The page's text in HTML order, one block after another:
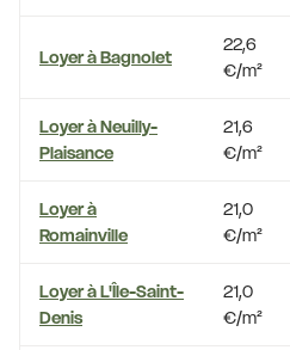
Loyer à Bagnolet
22,6
€/m²
Loyer à Neuilly-
Plaisance
21,6
€/m²
Loyer à
Romainville
21,0
€/m²
Loyer à L'Île-Saint-
Denis
21,0
€/m²